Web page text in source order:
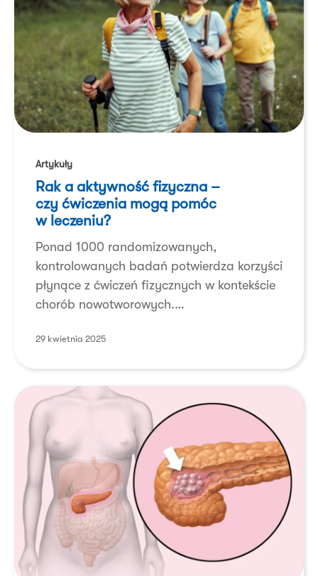
a aktywność
fizyczna
czy ćwiczenia
pomóc
w leczeniu?
Artykuły
Rak a aktywność fizyczna –
czy ćwiczenia mogą pomóc
w leczeniu?
Ponad 1000 randomizowanych,
kontrolowanych badań potwierdza korzyści
płynące z ćwiczeń fizycznych w kontekście
chorób nowotworowych.…
29 kwietnia 2025